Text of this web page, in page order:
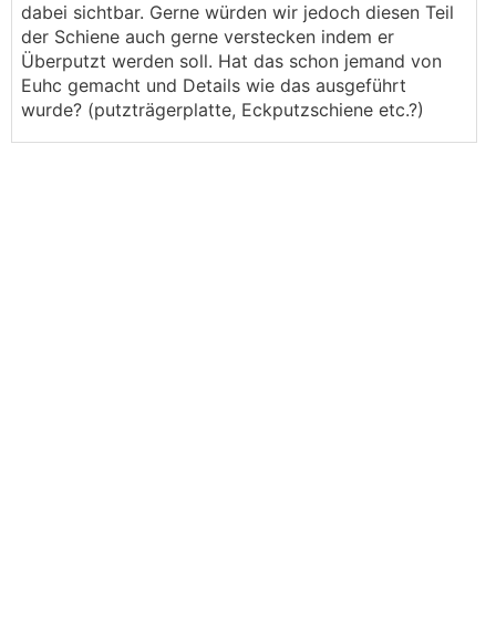
dabei sichtbar. Gerne würden wir jedoch diesen Teil
der Schiene auch gerne verstecken indem er
Überputzt werden soll. Hat das schon jemand von
Euhc gemacht und Details wie das ausgeführt
wurde? (putzträgerplatte, Eckputzschiene etc.?)